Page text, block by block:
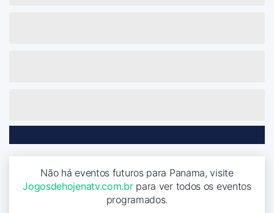
Não há eventos futuros para Panama, visite
Jogosdehojenatv.com.brpara ver todos os eventos
programados.